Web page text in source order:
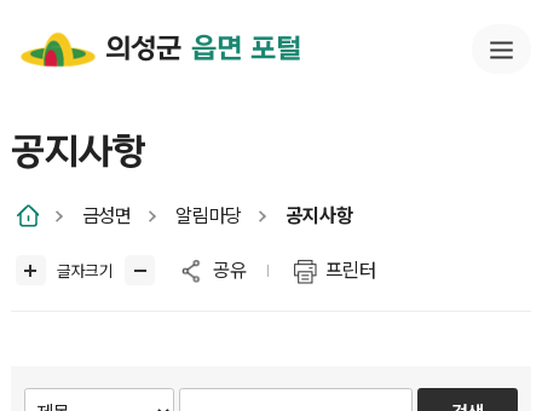
의성군 읍면 포털
공지사항
금성면 알림마당 공지사항
글자크기 공유 프린터